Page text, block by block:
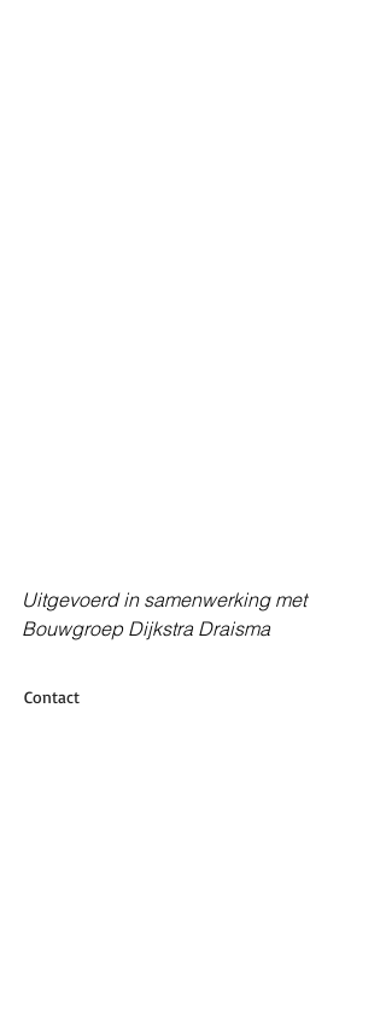
Uitgevoerd in samenwerking met
Bouwgroep Dijkstra Draisma
Contact